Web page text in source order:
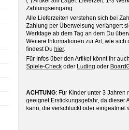
Zahlungseingang.
Alle Lieferzeiten verstehen sich bei
Zahlung per Überweisung verlängert
Werktage ab dem Tag an dem Du
Weitere Informationen zur Art, wie
findest Du hier.
Für Infos über den Artikel könnt Ihr
Spiele-Checkoder Luding oder
ACHTUNG: Für Kinder unter 3 Jahren
geeignet.Erstickungsgefahr, da dieser
kann, die verschluckt oder eingeatmet